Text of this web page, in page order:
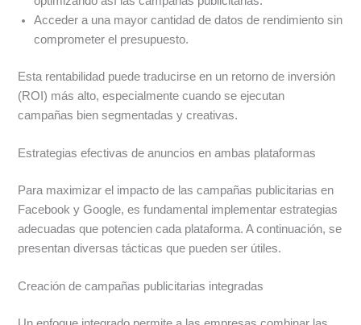
Acceder a una mayor cantidad de datos de rendimiento sin
comprometer el presupuesto.
Esta rentabilidad puede traducirse en un retorno de inversión
(ROI) más alto, especialmente cuando se ejecutan
campañas bien segmentadas y creativas.
Estrategias efectivas de anuncios en ambas plataformas
Para maximizar el impacto de las campañas publicitarias en
Facebook y Google, es fundamental implementar estrategias
adecuadas que potencien cada plataforma. A continuación, se
presentan diversas tácticas que pueden ser útiles.
Creación de campañas publicitarias integradas